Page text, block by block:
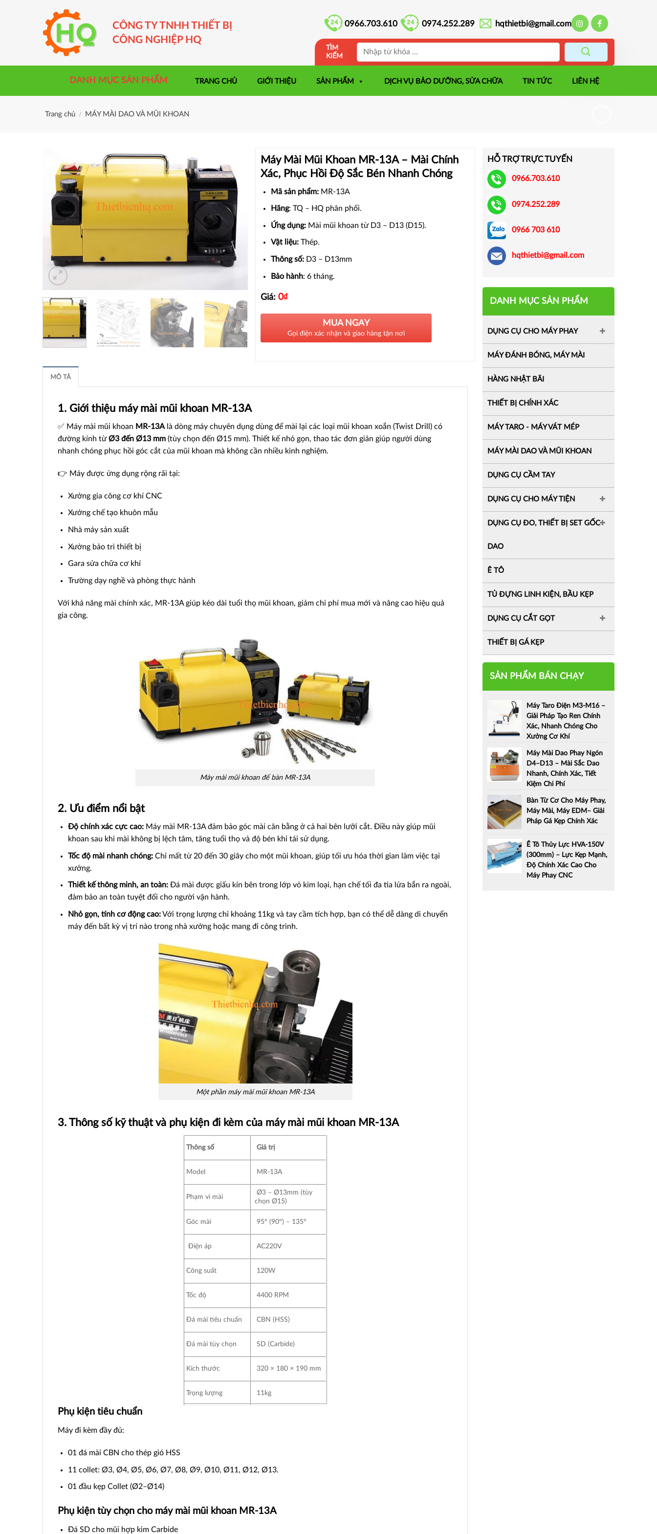
CÔNG TY TNHH THIẾT BỊ
CÔNG NGHIỆP HQ
0966.703.610 0974.252.289 hqthietbi@gmail.com
TÌM
KIẾM
DANH MỤC SẢN PHẨM TRANG CHỦ GIỚI THIỆU SẢN PHẨM DỊCH VỤ BẢO DƯỠNG, SỬA CHỮA TIN TỨC LIÊN HỆ
Trang chủ / MÁY MÀI DAO VÀ MŨI KHOAN
HỖ TRỢ TRỰC TUYẾN
0966.703.610
0974.252.289
0966 703 610
hqthietbi@gmail.com
DANH MỤC SẢN PHẨM
DỤNG CỤ CHO MÁY PHAY
MÁY ĐÁNH BÓNG, MÁY MÀI
HÀNG NHẬT BÃI
THIẾT BỊ CHÍNH XÁC
MÁY TARO - MÁY VÁT MÉP
MÁY MÀI DAO VÀ MŨI KHOAN
DỤNG CỤ CẦM TAY
DỤNG CỤ CHO MÁY TIỆN
DỤNG CỤ ĐO, THIẾT BỊ SET GỐC
DAO
Ê TÔ
TỦ ĐỰNG LINH KIỆN, BẦU KẸP
DỤNG CỤ CẮT GỌT
THIẾT BỊ GÁ KẸP
SẢN PHẨM BÁN CHẠY
Máy Taro Điện M3-M16 –
Giải Pháp Tạo Ren Chính
Xác, Nhanh Chóng Cho
Xưởng Cơ Khí
Máy Mài Dao Phay Ngón
D4–D13 – Mài Sắc Dao
Nhanh, Chính Xác, Tiết
Kiệm Chi Phí
Bàn Từ Cơ Cho Máy Phay,
Máy Mài, Máy EDM– Giải
Pháp Gá Kẹp Chính Xác
Ê Tô Thủy Lực HVA-150V
(300mm) – Lực Kẹp Mạnh,
Độ Chính Xác Cao Cho
Máy Phay CNC
Máy Mài Mũi Khoan MR-13A – Mài Chính
Xác, Phục Hồi Độ Sắc Bén Nhanh Chóng
Mã sản phẩm:MR-13A
Hãng: TQ – HQ phân phối.
Ứng dụng:Mài mũi khoan từ D3 – D13 (D15).
Vật liệu:Thép.
Thông số: D3 – D13mm
Bảo hành: 6 tháng.
Giá: 0₫
MUA NGAY
Gọi điện xác nhận và giao hàng tận nơi
MÔ TẢ
1. Giới thiệu máy mài mũi khoan MR-13A
✅ Máy mài mũi khoan MR-13Alà dòng máy chuyên dụng dùng để mài lại các loại mũi khoan xoắn (Twist Drill) có
đường kính từØ3 đến Ø13 mm (tùy chọn đến Ø15 mm). Thiết kế nhỏ gọn, thao tác đơn giản giúp người dùng
nhanh chóng phục hồi góc cắt của mũi khoan mà không cần nhiều kinh nghiệm.
👉 Máy được ứng dụng rộng rãi tại:
Xưởng gia công cơ khí CNC
Xưởng chế tạo khuôn mẫu
Nhà máy sản xuất
Xưởng bảo trì thiết bị
Gara sửa chữa cơ khí
Trường dạy nghề và phòng thực hành
Với khả năng mài chính xác, MR-13A giúp kéo dài tuổi thọ mũi khoan, giảm chi phí mua mới và nâng cao hiệu quả
gia công.
Máy mài mũi khoan để bàn MR-13A
2. Ưu điểm nổi bật
Độ chính xác cực cao:Máy mài MR-13A đảm bảo góc mài cân bằng ở cả hai bên lưỡi cắt. Điều này giúp mũi
khoan sau khi mài không bị lệch tâm, tăng tuổi thọ và độ bén khi tái sử dụng.
Tốc độ mài nhanh chóng:Chỉ mất từ 20 đến 30 giây cho một mũi khoan, giúp tối ưu hóa thời gian làm việc tại
xưởng.
Thiết kế thông minh, an toàn:Đá mài được giấu kín bên trong lớp vỏ kim loại, hạn chế tối đa tia lửa bắn ra ngoài,
đảm bảo an toàn tuyệt đối cho người vận hành.
Nhỏ gọn, tính cơ động cao:Với trọng lượng chỉ khoảng 11kg và tay cầm tích hợp, bạn có thể dễ dàng di chuyển
máy đến bất kỳ vị trí nào trong nhà xưởng hoặc mang đi công trình.
Một phần máy mài mũi khoan MR-13A
3. Thông số kỹ thuật và phụ kiện đi kèm của máy mài mũi khoan MR-13A
Thông số Giá trị
Model MR-13A
Phạm vi mài
Ø3 – Ø13mm (tùy
chọn Ø15)
Góc mài 95° (90°) – 135°
Điện áp AC220V
Công suất 120W
Tốc độ 4400 RPM
Đá mài tiêu chuẩn CBN (HSS)
Đá mài tùy chọn SD (Carbide)
Kích thước 320 × 180 × 190 mm
Trọng lượng 11kg
Phụ kiện tiêu chuẩn
Máy đi kèm đầy đủ:
01 đá mài CBN cho thép gió HSS
11 collet: Ø3, Ø4, Ø5, Ø6, Ø7, Ø8, Ø9, Ø10, Ø11, Ø12, Ø13.
01 đầu kẹp Collet (Ø2–Ø14)
Phụ kiện tùy chọn cho máy mài mũi khoan MR-13A
Đá SD cho mũi hợp kim Carbide